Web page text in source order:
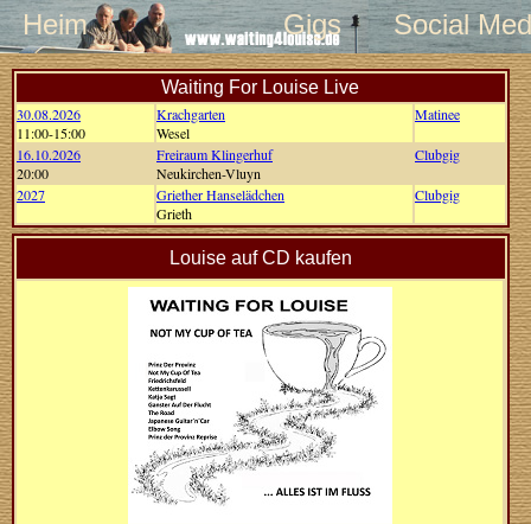
Heim Gigs Social
Waiting For Louise Live
30.08.2026
11:00-15:00
Krachgarten
Wesel
Matinee
16.10.2026
20:00
Freiraum Klingerhuf
Neukirchen-Vluyn
Clubgig
2027
Griether Hanselädchen
Grieth
Clubgig
Louise auf CD kaufen